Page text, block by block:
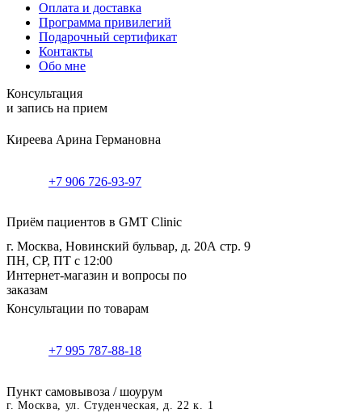
Оплата и доставка
Программа привилегий
Подарочный сертификат
Контакты
Обо мне
Консультация
и запись на прием
Киреева Арина Германовна
+7 906 726-93-97
Приём пациентов в GMT Clinic
г. Москва, Новинский бульвар, д. 20А стр. 9
ПН, СР, ПТ с 12:00
Интернет-магазин и вопросы по
заказам
Консультации по товарам
+7 995 787-88-18
Пункт самовывоза / шоурум
г. Москва, ул. Студенческая, д. 22 к. 1